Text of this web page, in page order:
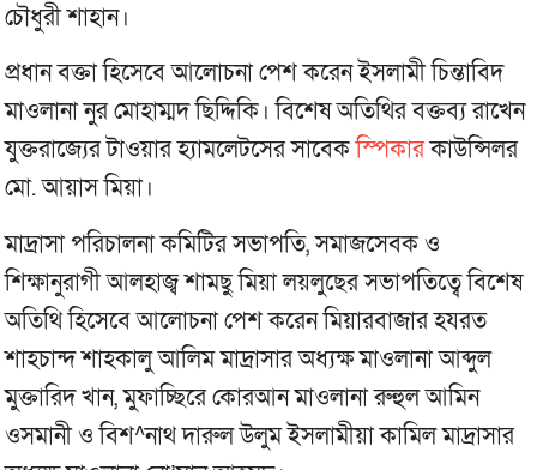
চৌধুরী শাহান।
প্রধান বক্তা হিসেবে আলোচনা পেশ করেন ইসলামী চিন্তাবিদ
মাওলানা নুর মোহাম্মদ ছিদ্দিকি। বিশেষ অতিথির বক্তব্য রাখেন
যুক্তরাজ্যের টাওয়ার হ্যামলেটসের সাবেকস্পিকারকাউন্সিলর
মো. আয়াস মিয়া।
মাদ্রাসা পরিচালনা কমিটির সভাপতি, সমাজসেবক ও
শিক্ষানুরাগী আলহাজ্ব শামছু মিয়া লয়লুছের সভাপতিত্বে বিশেষ
অতিথি হিসেবে আলোচনা পেশ করেন মিয়ারবাজার হযরত
শাহচান্দ শাহকালু আলিম মাদ্রাসার অধ্যক্ষ মাওলানা আব্দুল
মুক্তারিদ খান, মুফাচ্ছিরে কোরআন মাওলানা রুহুল আমিন
ওসমানী ও বিশ^নাথ দারুল উলুম ইসলামীয়া কামিল মাদ্রাসার